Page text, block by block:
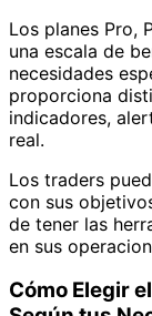
Los planes Pro,
una escala de
necesidades
proporciona
indicadores,
real.
Los traders
con sus
de tener las
en sus
Cómo Elegir